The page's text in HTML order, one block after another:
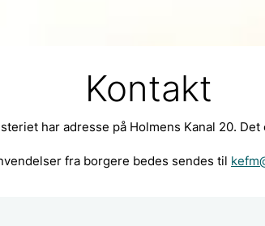
Kontakt
har adresse på Holmens Kanal 20.
fra borgere bedes sendes til